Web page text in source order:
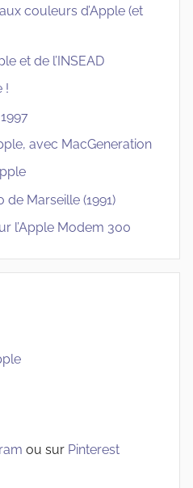
couleurs d’Apple (et
et de l’INSEAD
!
avec MacGeneration
de Marseille (1991)
l’Apple Modem 300
ou sur Pinterest